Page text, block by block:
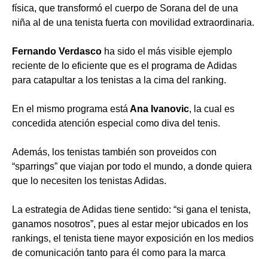
física, que transformó el cuerpo de Sorana del de una
niña al de una tenista fuerta con movilidad extraordinaria.
Fernando Verdasco ha sido el más visible ejemplo
reciente de lo eficiente que es el programa de Adidas
para catapultar a los tenistas a la cima del ranking.
En el mismo programa estáAna Ivanovic, la cual es
concedida atención especial como diva del tenis.
Además, los tenistas también son proveidos con
“sparrings” que viajan por todo el mundo, a donde quiera
que lo necesiten los tenistas Adidas.
La estrategia de Adidas tiene sentido: “si gana el tenista,
ganamos nosotros”, pues al estar mejor ubicados en los
rankings, el tenista tiene mayor exposición en los medios
de comunicación tanto para él como para la marca